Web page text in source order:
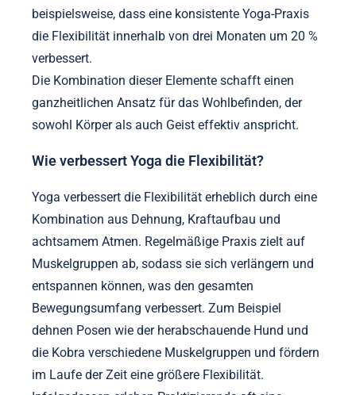
beispielsweise, dass eine konsistente Yoga-Praxis
die Flexibilität innerhalb von drei Monaten um 20 %
verbessert.
Die Kombination dieser Elemente schafft einen
ganzheitlichen Ansatz für das Wohlbefinden, der
sowohl Körper als auch Geist effektiv anspricht.
Wie verbessert Yoga die Flexibilität?
Yoga verbessert die Flexibilität erheblich durch eine
Kombination aus Dehnung, Kraftaufbau und
achtsamem Atmen. Regelmäßige Praxis zielt auf
Muskelgruppen ab, sodass sie sich verlängern und
entspannen können, was den gesamten
Bewegungsumfang verbessert. Zum Beispiel
dehnen Posen wie der herabschauende Hund und
die Kobra verschiedene Muskelgruppen und fördern
im Laufe der Zeit eine größere Flexibilität.